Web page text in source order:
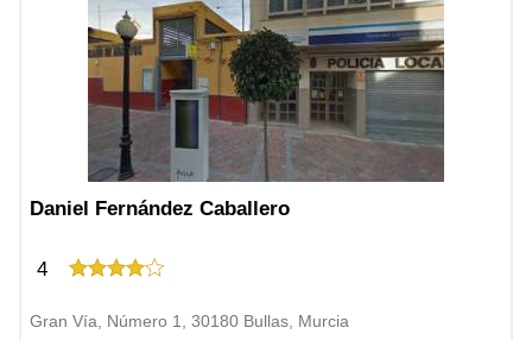
Daniel Fernández Caballero
4
Gran Vía, Número 1, 30180 Bullas, Murcia